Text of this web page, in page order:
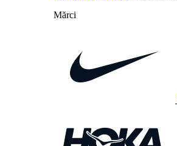
Mărci